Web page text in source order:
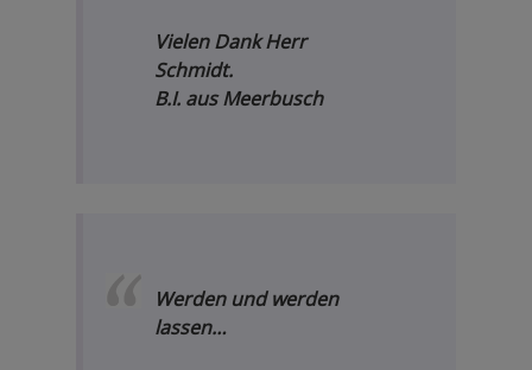
Vielen Dank Herr
Schmidt.
B.I. aus Meerbusch
Werden und werden
lassen…